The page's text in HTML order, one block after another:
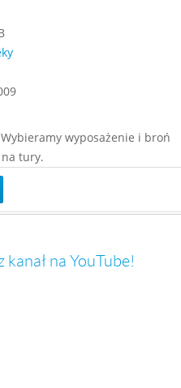
wyposażenie i broń
tury.
na YouTube!